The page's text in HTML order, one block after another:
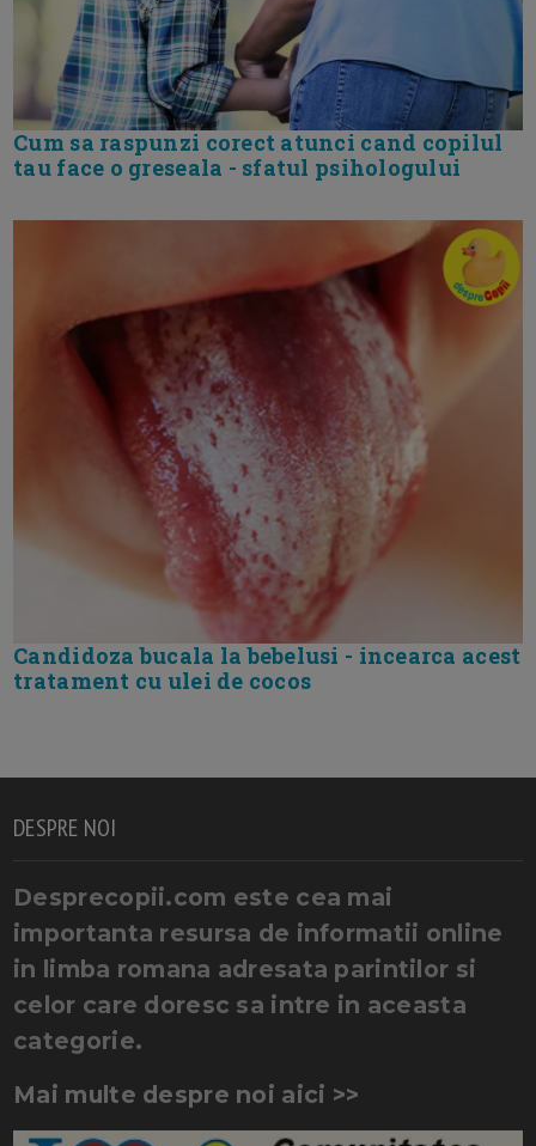
Cum sa raspunzi corect atunci cand copilul
tau face o greseala - sfatul psihologului
Candidoza bucala la bebelusi - incearca acest
tratament cu ulei de cocos
DESPRE NOI
Desprecopii.com este cea mai
importanta resursa de informatii online
in limba romana adresata parintilor si
celor care doresc sa intre in aceasta
categorie.
Mai multe despre noi aici >>